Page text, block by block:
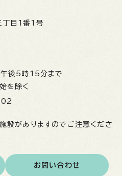
丁目1番1号
後5時15分まで
を除く
設がありますのでご注意くださ
お問い合わせ